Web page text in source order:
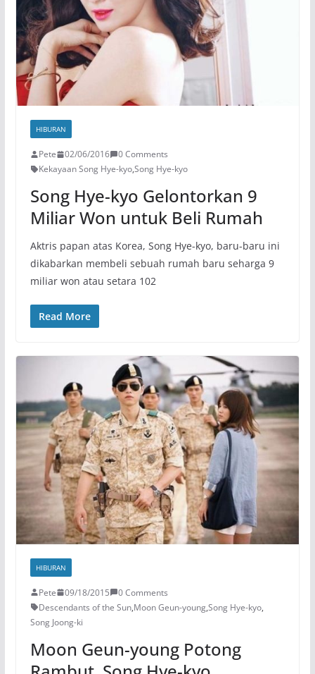
HIBURAN
Pete 02/06/2016
0 Comments
Kekayaan Song Hye-kyo,Song Hye-kyo
Song Hye-kyo Gelontorkan 9
Miliar Won untuk Beli Rumah
Aktris papan atas Korea, Song Hye-kyo, baru-baru ini
dikabarkan membeli sebuah rumah baru seharga 9
miliar won atau setara 102
Read More
HIBURAN
Pete 09/18/2015
0 Comments
Descendants of the Sun,Moon Geun-young,Song Hye-kyo,
Song Joong-ki
Moon Geun-young Potong